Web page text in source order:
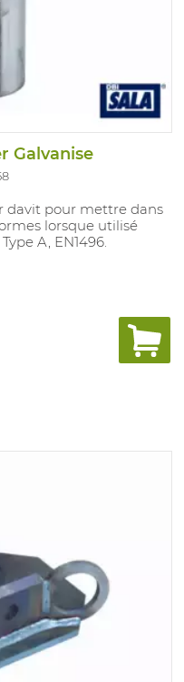
Galvanise
davit pour mettre dans
lorsque utilisé
A, EN1496.